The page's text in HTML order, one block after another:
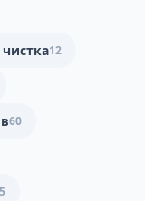
12
60
5